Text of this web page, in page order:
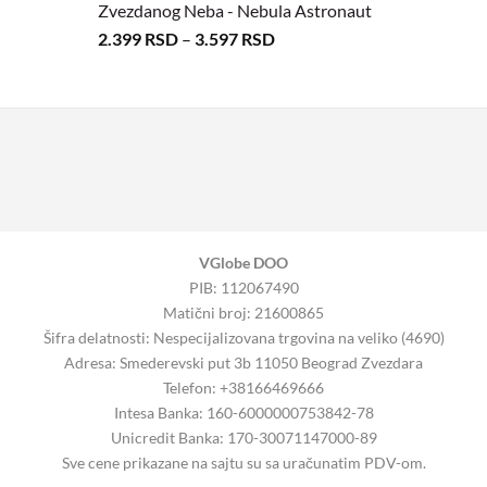
Zvezdanog Neba - Nebula Astronaut
2.399 RSD – 3.597 RSD
VGlobe DOO
PIB: 112067490
Matični broj: 21600865
Šifra delatnosti: Nespecijalizovana trgovina na veliko (4690)
Adresa: Smederevski put 3b 11050 Beograd Zvezdara
Telefon: +38166469666
Intesa Banka: 160-6000000753842-78
Unicredit Banka: 170-30071147000-89
Sve cene prikazane na sajtu su sa uračunatim PDV-om.